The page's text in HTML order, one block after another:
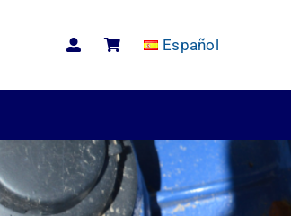
Español